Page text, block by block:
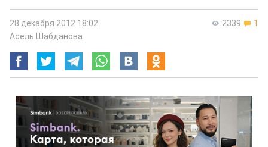
2339 1
28 декабря 2012 18:02
Асель Шабданова